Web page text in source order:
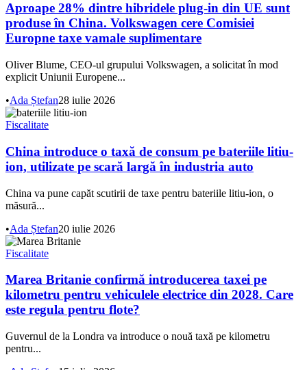
Aproape 28% dintre hibridele plug-in din UE sunt
produse în China. Volkswagen cere Comisiei
Europne taxe vamale suplimentare
Oliver Blume, CEO-ul grupului Volkswagen, a solicitat în mod
explicit Uniunii Europene...
•Ada Ștefan28 iulie 2026
Fiscalitate
China introduce o taxă de consum pe bateriile litiu-
ion, utilizate pe scară largă în industria auto
China va pune capăt scutirii de taxe pentru bateriile litiu-ion, o
măsură...
•Ada Ștefan20 iulie 2026
Fiscalitate
Marea Britanie confirmă introducerea taxei pe
kilometru pentru vehiculele electrice din 2028. Care
este regula pentru flote?
Guvernul de la Londra va introduce o nouă taxă pe kilometru
pentru...